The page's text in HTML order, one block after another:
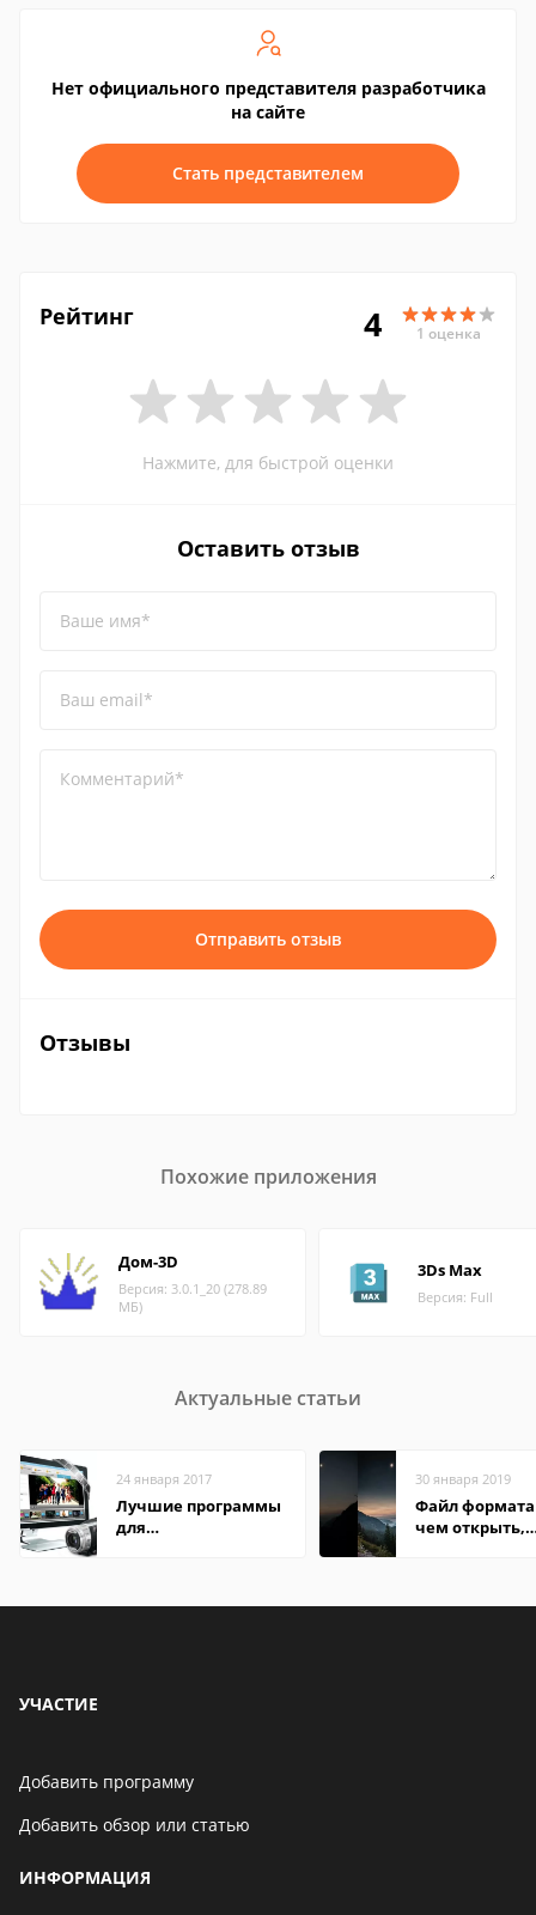
Нет официального представителя разработчика
на сайте
Стать представителем
Рейтинг 4 1 оценка
Нажмите, для быстрой оценки
Оставить отзыв
Ваше имя*
Ваш email*
Комментарий*
Отправить отзыв
Отзывы
Похожие приложения
Дом-3D
Версия: 3.0.1_20 (278.89
МБ)
3Ds Max
Версия: Full
Актуальные статьи
24 января 2017
Лучшие программы
для
30 января 2019
Файл
чем открыть,
УЧАСТИЕ
Добавить программу
Добавить обзор или статью
ИНФОРМАЦИЯ